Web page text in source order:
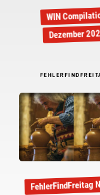
WIN
Dezember
FehlerFindFreitag